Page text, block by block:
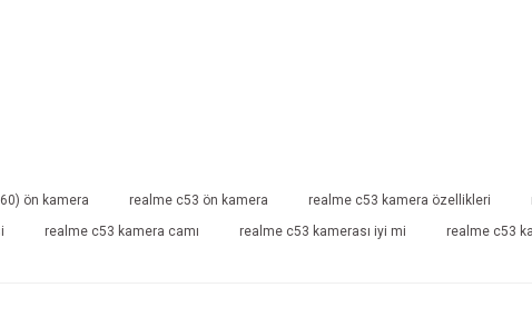
ön kamera realme c53 ön kamera realme c53 kamera özellikleri
realme c53 kamera camı realme c53 kamerası iyi mi realme c53